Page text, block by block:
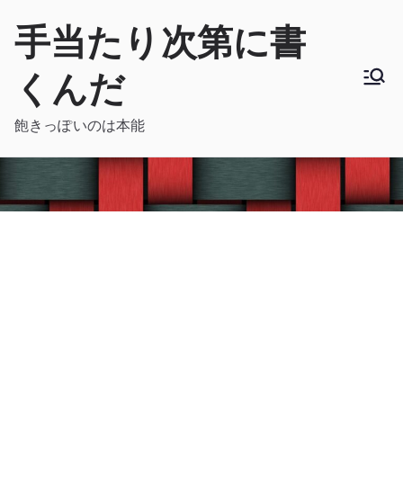
手当たり次第に書
くんだ
飽きっぽいのは本能